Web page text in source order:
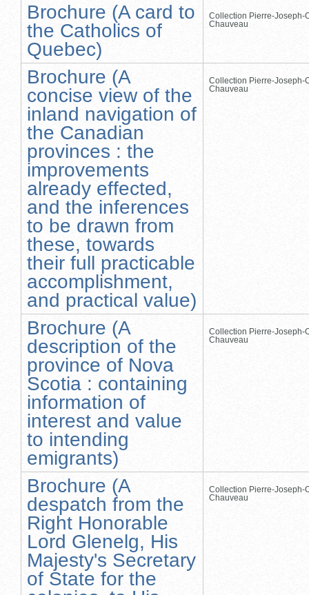
Brochure (A card to
the Catholics of
Quebec)
Collection Pierre-Joseph-
Chauveau
Brochure (A
concise view of the
inland navigation of
the Canadian
provinces : the
improvements
already effected,
and the inferences
to be drawn from
these, towards
their full practicable
accomplishment,
and practical value)
Collection Pierre-Joseph-
Chauveau
Brochure (A
description of the
province of Nova
Scotia : containing
information of
interest and value
to intending
emigrants)
Collection Pierre-Joseph-
Chauveau
Brochure (A
despatch from the
Right Honorable
Lord Glenelg, His
Majesty's Secretary
of State for the
Collection Pierre-Joseph-
Chauveau